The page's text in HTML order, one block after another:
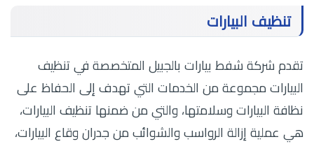
تنظيف البيارات
تقدم شركة شفط بيارات بالجبيل المتخصصة في تنظيف
البيارات مجموعة من الخدمات التي تهدف إلى الحفاظ على
نظافة البيارات وسلامتها، والتي من ضمنها تنظيف البيارات،
هي عملية إزالة الرواسب والشوائب من جدران وقاع البيارات،